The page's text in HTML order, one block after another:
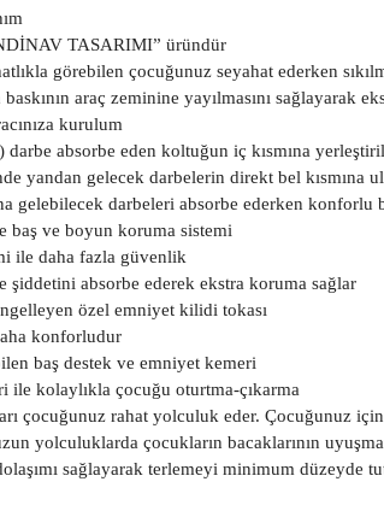
TASARIMI” üründür
görebilen çocuğunuz seyahat ederken
araç zeminine yayılmasını sağlayarak
kurulum
darbe absorbe eden koltuğun iç kısmına
yandan gelecek darbelerin direkt bel kısmına
gelebilecek darbeleri absorbe ederken konforlu
baş ve boyun koruma sistemi
ile daha fazla güvenlik
şiddetini absorbe ederek ekstra koruma sağlar
özel emniyet kilidi tokası
konforludur
baş destek ve emniyet kemeri
ile kolaylıkla çocuğu oturtma-çıkarma
çocuğunuz rahat yolculuk eder. Çocuğunuz
yolculuklarda çocukların bacaklarının
sağlayarak terlemeyi minimum düzeyde